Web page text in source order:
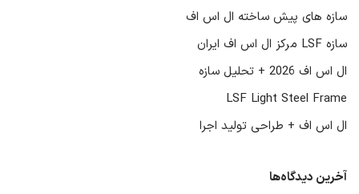
سازه‌ های پیش‌ ساخته ال‌ اس‌ اف
سازه LSF مرکز ال اس اف ایران
ال اس اف 2026 + تحلیل سازه
LSF Light Steel Frame
ال اس اف + طراحی تولید اجرا
آخرین دیدگاه‌ها